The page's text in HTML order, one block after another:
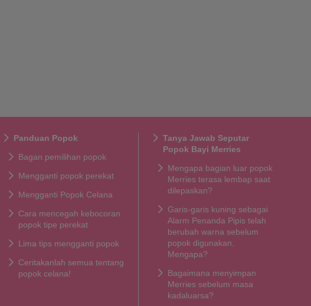
Panduan Popok
Bagan pemilihan popok
Mengganti popok perekat
Mengganti Popok Celana
Cara mencegah kebocoran
popok tipe perekat
Lima tips mengganti popok
Ceritakanlah semua tentang
popok celana!
Tanya Jawab Seputar
Popok Bayi Merries
Mengapa bagian luar popok
Merries terasa lembap saat
dilepaskan?
Garis-garis kuning sebagai
Alarm Penanda Pipis telah
berubah warna sebelum
popok digunakan.
Mengapa?
Bagaimana menyimpan
Merries sebelum masa
kadaluarsa?